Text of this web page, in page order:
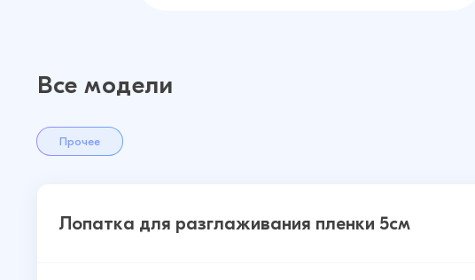
Все модели
Прочее
Лопатка для разглаживания пленки 5см